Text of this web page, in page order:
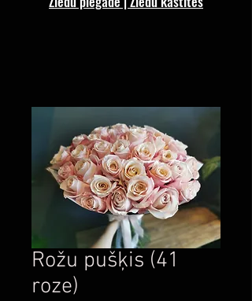
Rožu pušķis (41
roze)